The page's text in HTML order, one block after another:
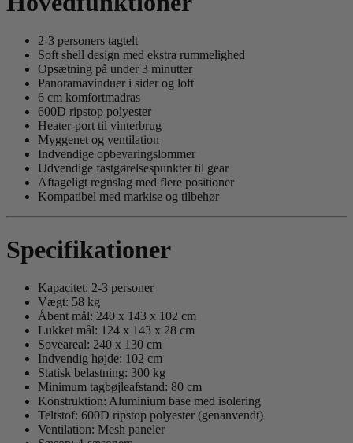
2-3 personers tagtelt
Soft shell design med ekstra rummelighed
Opsætning på under 3 minutter
Panoramavinduer i sider og loft
6 cm komfortmadras
600D ripstop polyester
Heater-port til vinterbrug
Myggenet og ventilation
Indvendige opbevaringslommer
Udvendige fastgørelsespunkter til gear
Aftageligt regnslag med flere positioner
Kompatibel med markise og tilbehør
Specifikationer
Kapacitet: 2-3 personer
Vægt: 58 kg
Åbent mål: 240 x 143 x 102 cm
Lukket mål: 124 x 143 x 28 cm
Soveareal: 240 x 130 cm
Indvendig højde: 102 cm
Statisk belastning: 300 kg
Minimum tagbøjleafstand: 80 cm
Konstruktion: Aluminium base med isolering
Teltstof: 600D ripstop polyester (genanvendt)
Ventilation: Mesh paneler